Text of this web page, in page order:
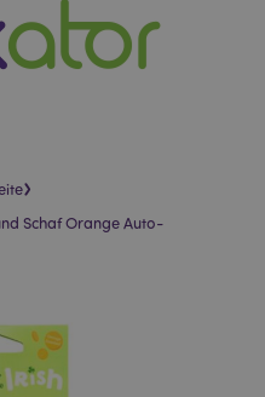
›
Schaf Orange Auto-